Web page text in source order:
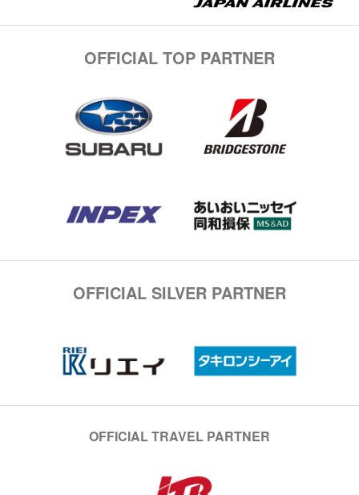
OFFICIAL TOP PARTNER
OFFICIAL SILVER PARTNER
OFFICIAL TRAVEL PARTNER